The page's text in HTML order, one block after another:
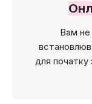
Вам не
для початку